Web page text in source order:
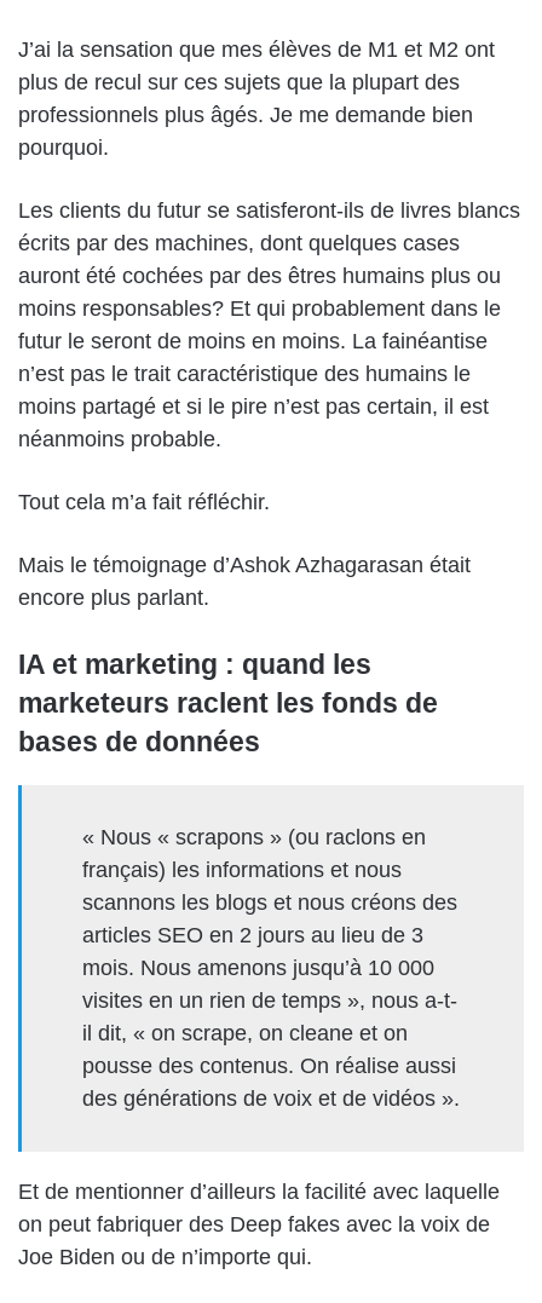
J’ai la sensation que mes élèves de M1 et M2 ont
plus de recul sur ces sujets que la plupart des
professionnels plus âgés. Je me demande bien
pourquoi.
Les clients du futur se satisferont-ils de livres blancs
écrits par des machines, dont quelques cases
auront été cochées par des êtres humains plus ou
moins responsables? Et qui probablement dans le
futur le seront de moins en moins. La fainéantise
n’est pas le trait caractéristique des humains le
moins partagé et si le pire n’est pas certain, il est
néanmoins probable.
Tout cela m’a fait réfléchir.
Mais le témoignage d’Ashok Azhagarasan était
encore plus parlant.
IA et marketing : quand les
marketeurs raclent les fonds de
bases de données
« Nous « scrapons » (ou raclons en
français) les informations et nous
scannons les blogs et nous créons des
articles SEO en 2 jours au lieu de 3
mois. Nous amenons jusqu’à 10 000
visites en un rien de temps », nous a-t-
il dit, « on scrape, on cleane et on
pousse des contenus. On réalise aussi
des générations de voix et de vidéos ».
Et de mentionner d’ailleurs la facilité avec laquelle
on peut fabriquer des Deep fakes avec la voix de
Joe Biden ou de n’importe qui.